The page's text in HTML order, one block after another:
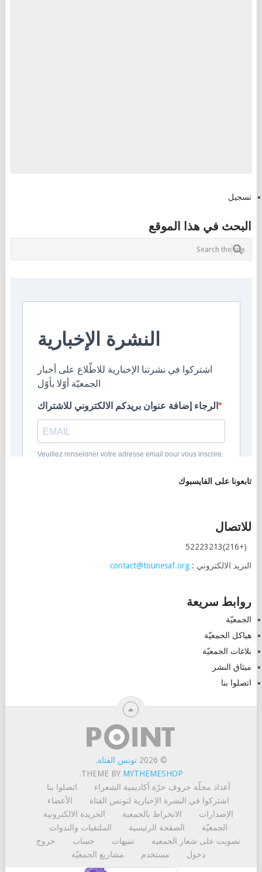
تسجيل
البحث في هذا الموقع
تابعونا على الفايسبوك
للاتصال
(+216)52223213
البريد الالكتروني : contact@tounesaf.org
روابط سريعة
الجمعيّة
هياكل الجمعيّة
بلاغات الجمعيّة
ميثاق النشر
اتصلوا بنا
© 2026 تونس الفتاة.
THEME BY MYTHEMESHOP
.
أعداد مجلّة حروف حرّة أكاديمية الشعراء
اتصلوا بنا
اشتركوا في النشرة الإخبارية لتونس الفتاة
الأعضاء
الإصدارات
الانخراط بالجمعية
الجريدة الالكترونية
الجمعيّة
الصفحة الرئيسية
الملتقيات والندوات
تصويت على شعار الجمعية
تنبيهات حساب
خروج
دخول
مستخدم مشاريع الجمعيّة